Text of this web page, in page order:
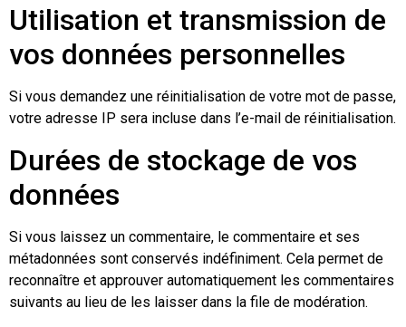
Utilisation et transmission de
vos données personnelles
Si vous demandez une réinitialisation de votre mot de passe,
votre adresse IP sera incluse dans l’e-mail de réinitialisation.
Durées de stockage de vos
données
Si vous laissez un commentaire, le commentaire et ses
métadonnées sont conservés indéfiniment. Cela permet de
reconnaître et approuver automatiquement les commentaires
suivants au lieu de les laisser dans la file de modération.